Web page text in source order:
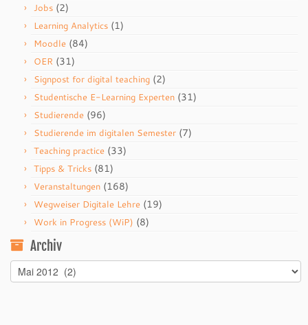
Jobs (2)
Learning Analytics (1)
Moodle (84)
OER (31)
Signpost for digital teaching (2)
Studentische E-Learning Experten (31)
Studierende (96)
Studierende im digitalen Semester (7)
Teaching practice (33)
Tipps & Tricks (81)
Veranstaltungen (168)
Wegweiser Digitale Lehre (19)
Work in Progress (WiP) (8)
Archiv
Archiv